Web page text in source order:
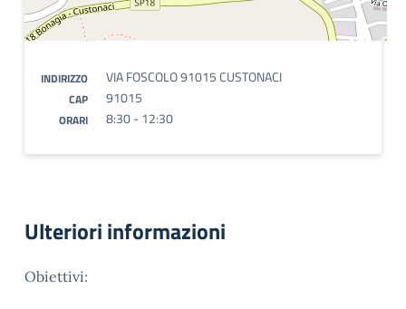
INDIRIZZO VIA FOSCOLO 91015 CUSTONACI
CAP 91015
ORARI 8:30 - 12:30
Ulteriori informazioni
Obiettivi: